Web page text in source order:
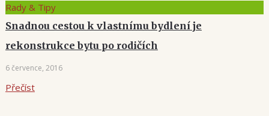
Rady & Tipy
Snadnou cestou k vlastnímu bydlení je
rekonstrukce bytu po rodičích
6 července, 2016
Přečíst